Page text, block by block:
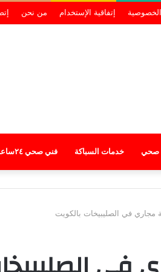
إتفاقية الإستخدام من نحن
صحي خدمات السباكة فني صحي ٢٤ساعه
مجاري في الصليبيخات بالكويت